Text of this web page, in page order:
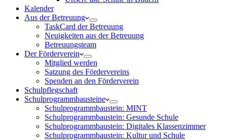
Kalender
Aus der Betreuung
TaskCard der Betreuung
Neuigkeiten aus der Betreuung
Betreuungsteam
Der Förderverein
Mitglied werden
Satzung des Fördervereins
Spenden an den Förderverein
Schulpflegschaft
Schulprogrammbausteine
Schulprogrammbaustein: MINT
Schulprogrammbaustein: Gesunde Schule
Schulprogrammbaustein: Digitales Klassenzimmer
Schulprogrammbaustein: Kultur und Schule